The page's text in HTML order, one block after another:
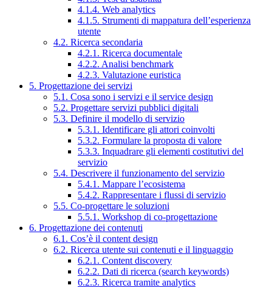
4.1.4. Web analytics
4.1.5. Strumenti di mappatura dell’esperienza
utente
4.2. Ricerca secondaria
4.2.1. Ricerca documentale
4.2.2. Analisi benchmark
4.2.3. Valutazione euristica
5. Progettazione dei servizi
5.1. Cosa sono i servizi e il service design
5.2. Progettare servizi pubblici digitali
5.3. Definire il modello di servizio
5.3.1. Identificare gli attori coinvolti
5.3.2. Formulare la proposta di valore
5.3.3. Inquadrare gli elementi costitutivi del
servizio
5.4. Descrivere il funzionamento del servizio
5.4.1. Mappare l’ecosistema
5.4.2. Rappresentare i flussi di servizio
5.5. Co-progettare le soluzioni
5.5.1. Workshop di co-progettazione
6. Progettazione dei contenuti
6.1. Cos’è il content design
6.2. Ricerca utente sui contenuti e il linguaggio
6.2.1. Content discovery
6.2.2. Dati di ricerca (search keywords)
6.2.3. Ricerca tramite analytics